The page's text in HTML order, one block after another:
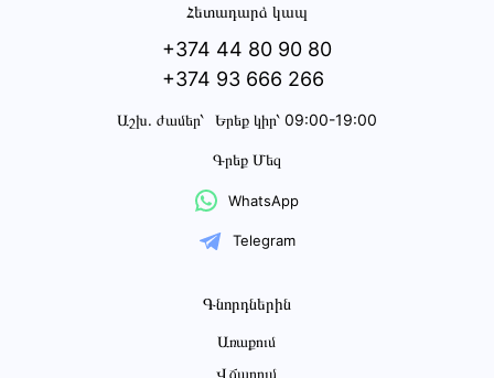
Հետադարձ կապ
+374 44 80 90 80
+374 93 666 266
Աշխ․ ժամեր՝ Երեք կիր՝ 09:00-19:00
Գրեք Մեզ
WhatsApp
Telegram
Գնորդներին
Առաքում
Վճարում